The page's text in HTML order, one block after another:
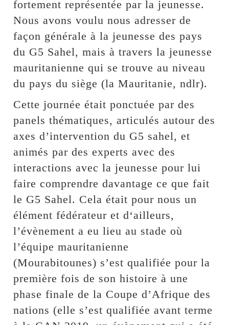
fortement représentée par la jeunesse.
Nous avons voulu nous adresser de
façon générale à la jeunesse des pays
du G5 Sahel, mais à travers la jeunesse
mauritanienne qui se trouve au niveau
du pays du siège (la Mauritanie, ndlr).
Cette journée était ponctuée par des
panels thématiques, articulés autour des
axes d’intervention du G5 sahel, et
animés par des experts avec des
interactions avec la jeunesse pour lui
faire comprendre davantage ce que fait
le G5 Sahel. Cela était pour nous un
élément fédérateur et d‘ailleurs,
l’évènement a eu lieu au stade où
l’équipe mauritanienne
(Mourabitounes) s’est qualifiée pour la
première fois de son histoire à une
phase finale de la Coupe d’Afrique des
nations (elle s’est qualifiée avant terme